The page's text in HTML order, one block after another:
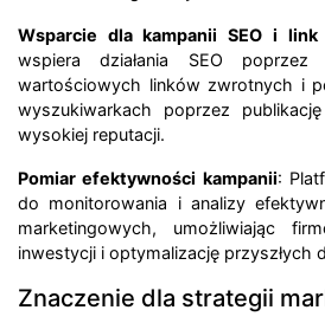
Wsparcie dla kampanii SEO i link
wspiera działania SEO poprzez
wartościowych linków zwrotnych i
wyszukiwarkach poprzez
wysokiej reputacji.
Pomiar efektywności kampanii:
do monitorowania i analizy
marketingowych, umożliwiając
inwestycji i optymalizację przyszłych
Znaczenie dla strategii